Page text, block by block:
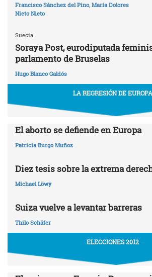
Francisco Sánchez del Pino, María Dolores
Nieto Nieto
Suecia
Soraya Post, eurodiputada
parlamento de Bruselas
Hugo Blanco Galdós
LA REGRESIÓN DE EUROPA
El aborto se defiende en Europa
Patricia Burgo Muñoz
Diez tesis sobre la extrema
Michael Löwy
Suiza vuelve a levantar barreras
Thilo Schäfer
ELECCIONES 2012